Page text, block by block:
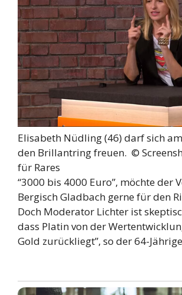
Elisabeth Nüdling (46) darf sich
den Brillantring freuen. ©
für Rares
“3000 bis 4000 Euro”, möchte der
Bergisch Gladbach gerne für den
Doch Moderator Lichter ist
dass Platin von der
Gold zurückliegt”, so der 64-